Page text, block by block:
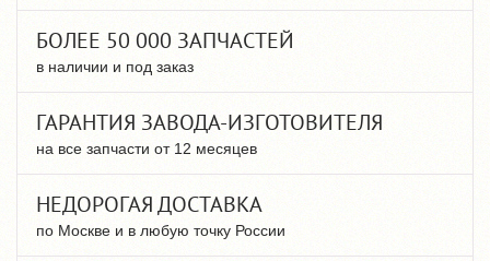
БОЛЕЕ 50 000 ЗАПЧАСТЕЙ
в наличии и под заказ
ГАРАНТИЯ ЗАВОДА-ИЗГОТОВИТЕЛЯ
на все запчасти от 12 месяцев
НЕДОРОГАЯ ДОСТАВКА
по Москве и в любую точку России